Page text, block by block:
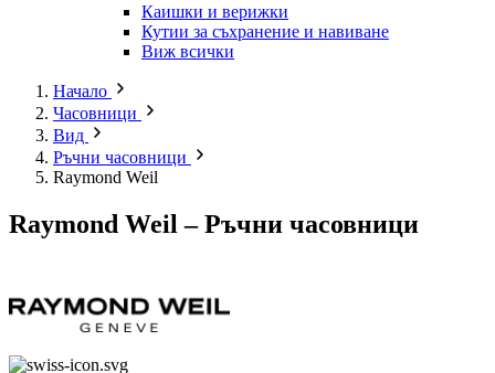
Каишки и верижки
Кутии за съхранение и навиване
Виж всички
Начало
Часовници
Вид
Ръчни часовници
Raymond Weil
Raymond Weil – Ръчни часовници